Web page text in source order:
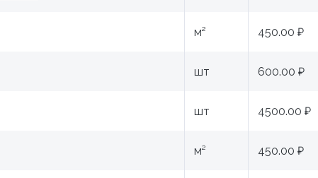
м² 450.00 ₽
шт 600.00 ₽
шт 4500.00 ₽
м² 450.00 ₽